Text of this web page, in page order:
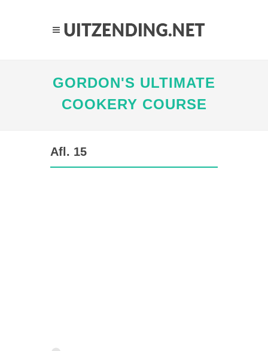
GORDON'S ULTIMATE
COOKERY COURSE
Afl. 15